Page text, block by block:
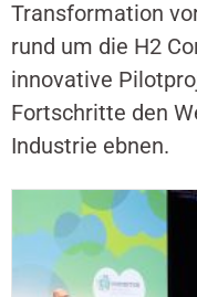
Transformation
rund um die H2
innovative
Fortschritte den
Industrie ebnen.